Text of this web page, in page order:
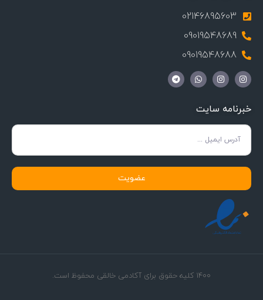
02146895603
09019548689
09019548688
خبرنامه سایت
عضویت
1400 کلیه حقوق برای آکادمی خالقی محفوظ است.